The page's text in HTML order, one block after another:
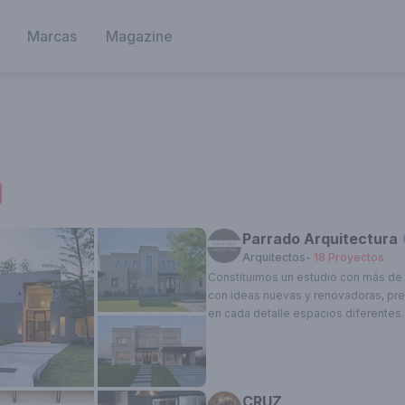
Marcas Magazine
Parrado Arquitectura
Esta cuenta está verificada, Obtené el tilde azul y
los beneficios premium.
Quiero ser Landhi Premium
Arquitectos- 18 Proyectos
Constituimos un estudio con más
con ideas nuevas y renovadoras,
en cada detalle espacios diferentes.
CRUZ